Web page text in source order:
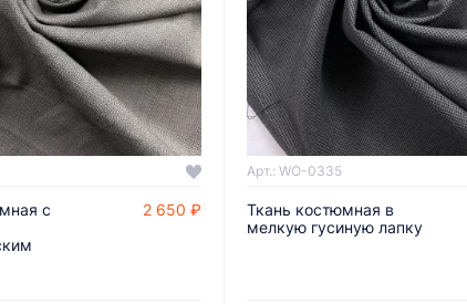
с
2 650 ₽
ДОБАВИТЬ В КОРЗИНУ
Арт.: WO-0335
Ткань костюмная в
мелкую гусиную лапку